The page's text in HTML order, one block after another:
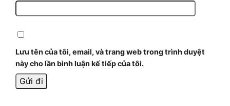
Lưu tên của tôi, email, và trang web trong trình duyệt
này cho lần bình luận kế tiếp của tôi.